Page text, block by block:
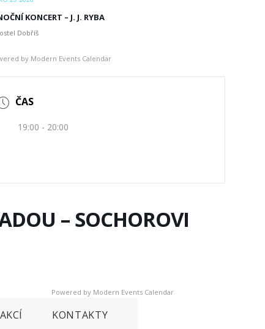
KONCERT – J. J. RYBA
Dobříš
by Modern Events Calendar
ČAS
19:00 - 20:00
– SOCHOROVI
Powered by Modern Events Calendar
KONTAKTY